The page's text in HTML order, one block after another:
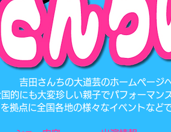
吉田さんちの大道芸のホームページ
的にも大変珍しい親子でパフォーマン
拠点に全国各地の様々なイベントなど